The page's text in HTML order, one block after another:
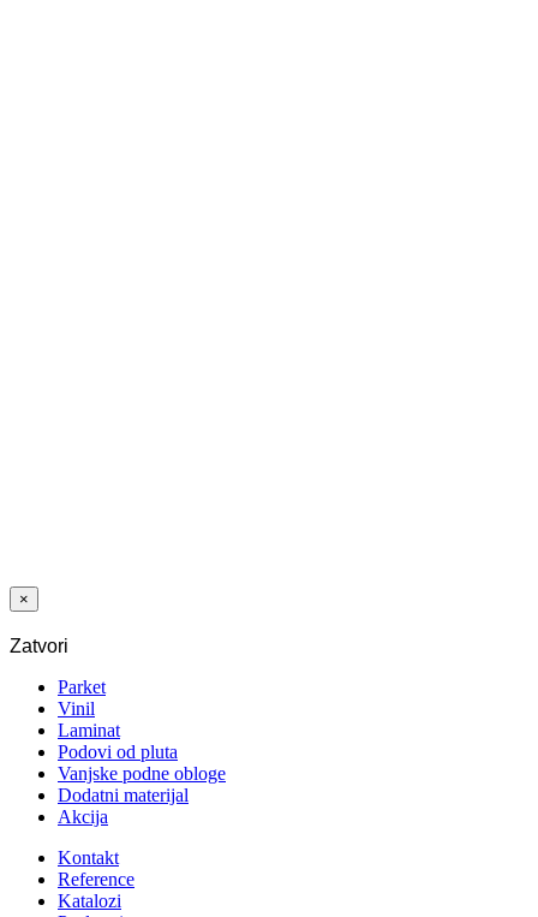
×
Zatvori
Parket
Vinil
Laminat
Podovi od pluta
Vanjske podne obloge
Dodatni materijal
Akcija
Kontakt
Reference
Katalozi